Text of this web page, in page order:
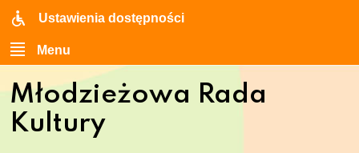
Ustawienia dostępności
Menu
Młodzieżowa Rada
Kultury